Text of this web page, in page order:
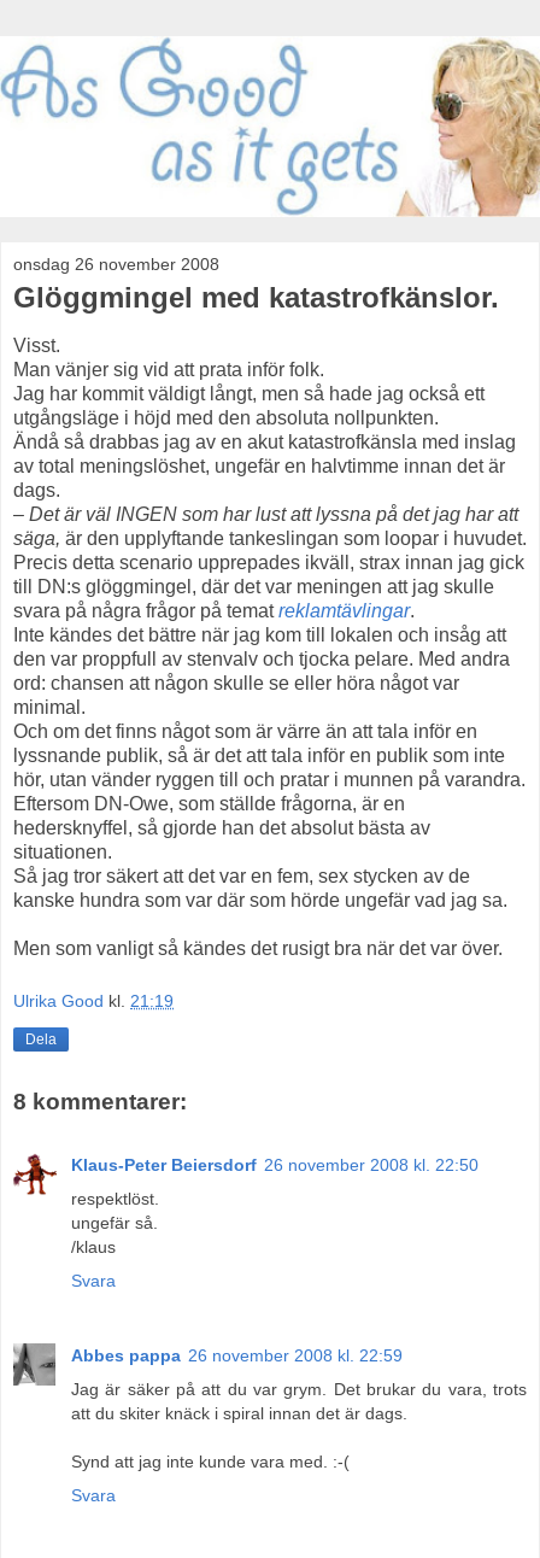
onsdag 26 november 2008
Glöggmingel med katastrofkänslor.
Visst.
Man vänjer sig vid att prata inför folk.
Jag har kommit väldigt långt, men så hade jag också ett
utgångsläge i höjd med den absoluta nollpunkten.
Ändå så drabbas jag av en akut katastrofkänsla med inslag
av total meningslöshet, ungefär en halvtimme innan det är
dags.
– Det är väl INGEN som har lust att lyssna på det jag har att
säga, är den upplyftande tankeslingan som loopar i huvudet.
Precis detta scenario upprepades ikväll, strax innan jag gick
till DN:s glöggmingel, där det var meningen att jag skulle
svara på några frågor på tematreklamtävlingar.
Inte kändes det bättre när jag kom till lokalen och insåg att
den var proppfull av stenvalv och tjocka pelare. Med andra
ord: chansen att någon skulle se eller höra något var
minimal.
Och om det finns något som är värre än att tala inför en
lyssnande publik, så är det att tala inför en publik som inte
hör, utan vänder ryggen till och pratar i munnen på varandra.
Eftersom DN-Owe, som ställde frågorna, är en
hedersknyffel, så gjorde han det absolut bästa av
situationen.
Så jag tror säkert att det var en fem, sex stycken av de
kanske hundra som var där som hörde ungefär vad jag sa.
Men som vanligt så kändes det rusigt bra när det var över.
Ulrika Good kl. 21:19
Dela
8 kommentarer:
Klaus-Peter Beiersdorf 26 november 2008 kl. 22:50
respektlöst.
ungefär så.
/klaus
Svara
Abbes pappa 26 november 2008 kl. 22:59
Jag är säker på att du var grym. Det brukar du vara, trots
att du skiter knäck i spiral innan det är dags.
Synd att jag inte kunde vara med. :-(
Svara